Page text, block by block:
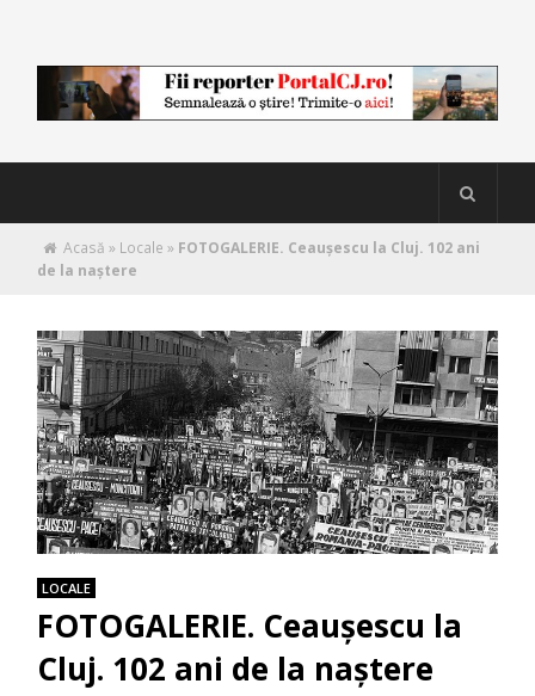
Acasă » Locale » FOTOGALERIE. Ceauşescu la Cluj. 102 ani
de la naştere
LOCALE
FOTOGALERIE. Ceauşescu la
Cluj. 102 ani de la naştere